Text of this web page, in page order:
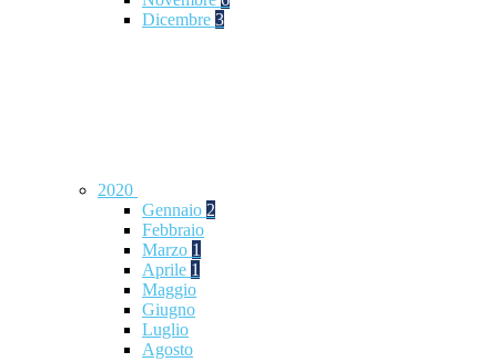
Dicembre 3
2020
Gennaio 2
Febbraio
Marzo 1
Aprile 1
Maggio
Giugno
Luglio
Agosto